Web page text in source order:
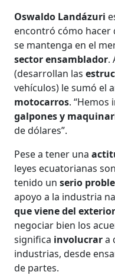
Oswaldo Landázuri
encontró cómo hacer
se mantenga en el
sector ensamblador.
(desarrollan las
vehículos) le sumó el
motocarros.
galpones y
de dólares”.
Pese a tener una
leyes ecuatorianas
tenido unserio
apoyo a la industria
que viene del
negociar bien los
significa involucrara
industrias, desde
de partes.